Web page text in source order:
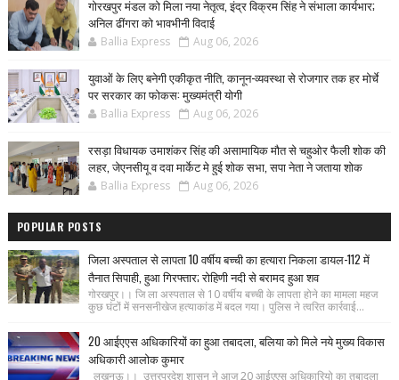
गोरखपुर मंडल को मिला नया नेतृत्व, इंद्र विक्रम सिंह ने संभाला कार्यभार;
अनिल ढींगरा को भावभीनी विदाई
Ballia Express Aug 06, 2026
युवाओं के लिए बनेगी एकीकृत नीति, कानून-व्यवस्था से रोजगार तक हर मोर्चे
पर सरकार का फोकस: मुख्यमंत्री योगी
Ballia Express Aug 06, 2026
रसड़ा विधायक उमाशंकर सिंह की असामायिक मौत से चहुओर फैली शोक की
लहर, जेएनसीयू व दवा मार्केट मे हुई शोक सभा, सपा नेता ने जताया शोक
Ballia Express Aug 06, 2026
POPULAR POSTS
जिला अस्पताल से लापता 10 वर्षीय बच्ची का हत्यारा निकला डायल-112 में
तैनात सिपाही, हुआ गिरफ्तार; रोहिणी नदी से बरामद हुआ शव
गोरखपुर।। जि ला अस्पताल से 10 वर्षीय बच्ची के लापता होने का मामला महज
कुछ घंटों में सनसनीखेज हत्याकांड में बदल गया। पुलिस ने त्वरित कार्रवाई...
20 आईएएस अधिकारियों का हुआ तबादला, बलिया को मिले नये मुख्य विकास
अधिकारी आलोक कुमार
लखनऊ।। उत्तरप्रदेश शासन ने आज 20 आईएएस अधिकारियो का तबादला